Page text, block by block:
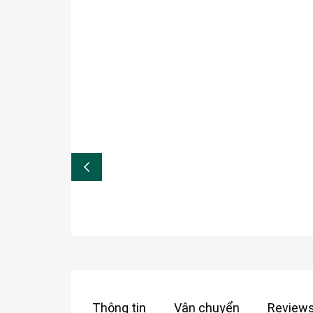
Thông tin Vận chuyển